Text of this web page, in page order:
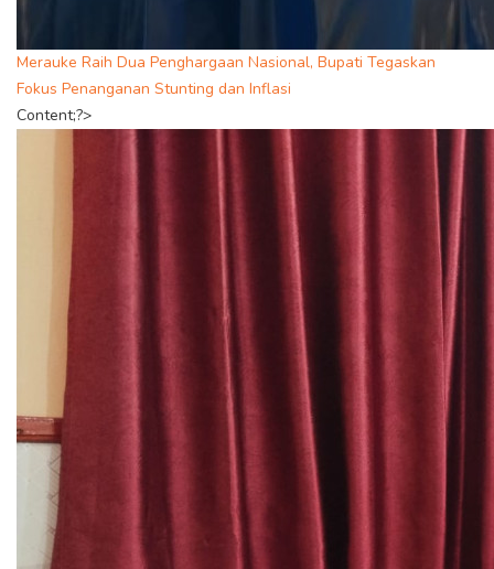
Merauke Raih Dua Penghargaan Nasional, Bupati Tegaskan
Fokus Penanganan Stunting dan Inflasi
Content;?>